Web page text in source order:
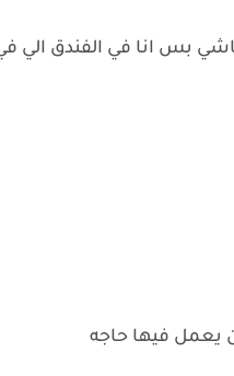
بس انا في الفندق الي
فيها حاجه